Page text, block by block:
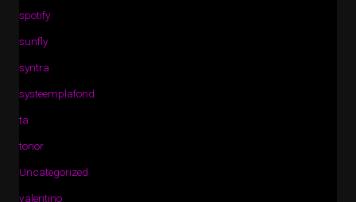
spotify
sunfly
syntra
systeemplafond
ta
tonor
Uncategorized
valentino